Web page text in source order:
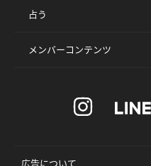
占う
メンバーコンテンツ
広告について